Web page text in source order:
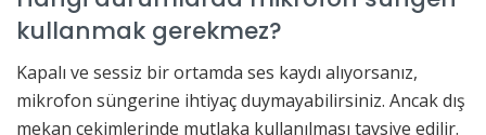
kullanmak gerekmez?
Kapalı ve sessiz bir ortamda ses kaydı alıyorsanız,
mikrofon süngerine ihtiyaç duymayabilirsiniz. Ancak dış
mekan çekimlerinde mutlaka kullanılması tavsiye edilir.